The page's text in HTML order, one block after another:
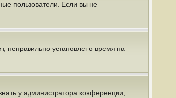
пользователи. Если вы не
неправильно установлено время на
у администратора конференции,